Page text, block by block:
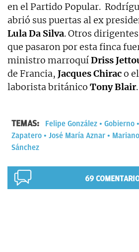
en el Partido Popular.
abrió sus puertas al ex
Lula Da Silva. Otros
que pasaron por esta finca
ministro marroquíDriss
de Francia, Jacques Chiraco
laborista británico Tony Blair.
TEMAS: Felipe González Gobierno
Zapatero
José María Aznar
Sánchez
69